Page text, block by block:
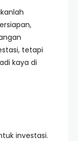
tetapi
kaya di
investasi.